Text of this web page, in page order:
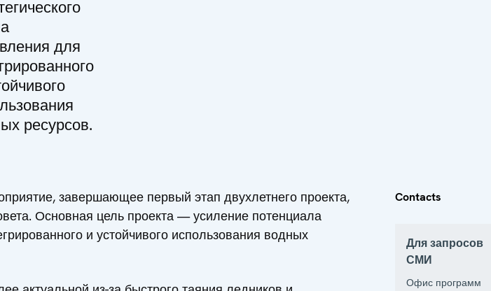
для
ресурсов.
завершающее первый этап двухлетнего проекта,
Основная цель проекта — усиление потенциала
и устойчивого использования водных
Contacts
Для запросов
СМИ
Офис программ